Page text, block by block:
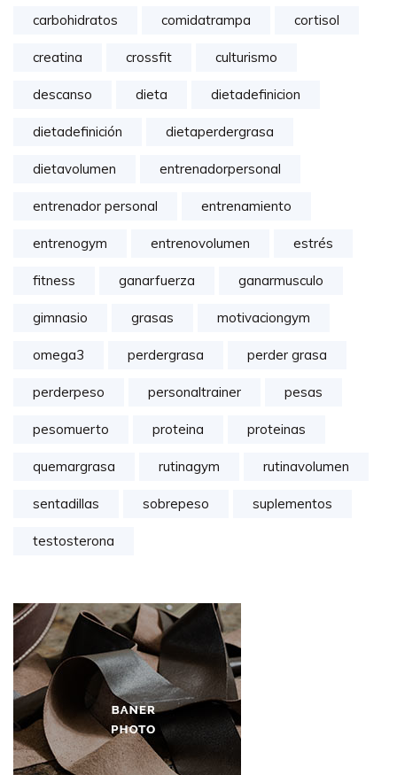
carbohidratos comidatrampa cortisol
creatina crossfit culturismo
descanso dieta dietadefinicion
dietadefinición dietaperdergrasa
dietavolumen entrenadorpersonal
entrenador personal entrenamiento
entrenogym entrenovolumen estrés
fitness ganarfuerza ganarmusculo
gimnasio grasas motivaciongym
omega3 perdergrasa perder grasa
perderpeso personaltrainer pesas
pesomuerto proteina proteinas
quemargrasa rutinagym rutinavolumen
sentadillas sobrepeso suplementos
testosterona